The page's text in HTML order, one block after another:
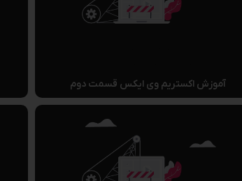
آموزش اکستریم وی ایکس قسمت دوم